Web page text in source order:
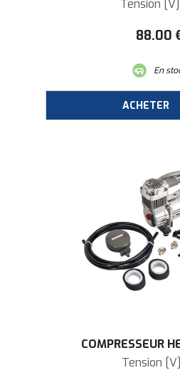
Tension [V]
88.00
En
COMPRESSEUR
Tension